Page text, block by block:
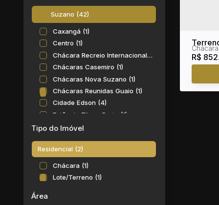
Suzano (42)
Caxangá (1)
Centro (1)
Chácara Recreio Internacional (1)
Chácaras Casemiro (1)
Chácaras Nova Suzano (1)
Chácaras Reunidas Guaio (1)
Cidade Edson (4)
Estância Tijuco Preto (1)
Fazenda Aya (1)
Jardim Anzai (1)
Jardim Casa Branca (5)
Jardim das Flores (3)
Tipo do Imóvel
Residencial (2)
Chácara (1)
Lote/Terreno (1)
Área
R$